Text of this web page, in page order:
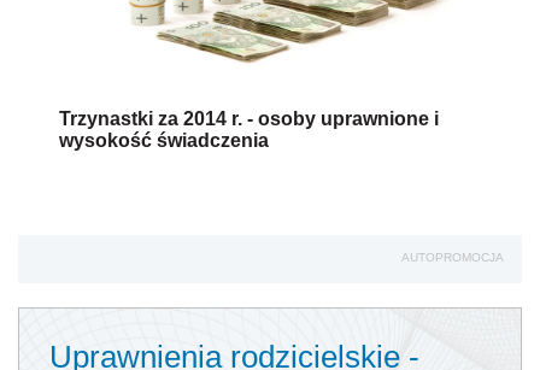
Trzynastki za 2014 r. - osoby uprawnione i
wysokość świadczenia
AUTOPROMOCJA
Uprawnienia rodzicielskie -